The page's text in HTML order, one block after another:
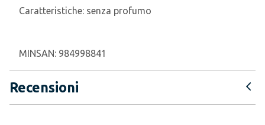
Caratteristiche: senza profumo
MINSAN: 984998841
Recensioni